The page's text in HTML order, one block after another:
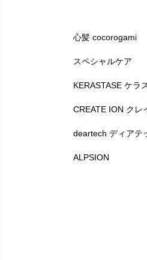
心髪 cocorogami
スペシャルケア
KERASTASE ケラ
CREATE ION クレ
deartech ディアテ
ALPSION